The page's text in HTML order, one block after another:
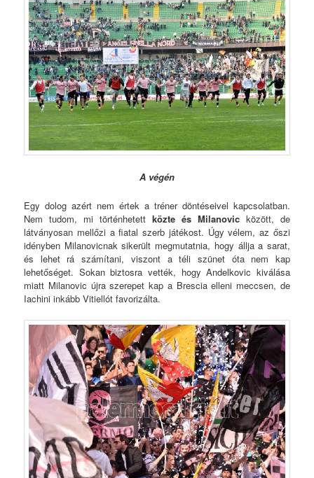
A végén
Egy dolog azért nem értek a tréner döntéseivel kapcsolatban.
Nem tudom, mi történhetett közte és Milanovicközött, de
látványosan mellőzi a fiatal szerb játékost. Úgy vélem, az őszi
idényben Milanovicnak sikerült megmutatnia, hogy állja a sarat,
és lehet rá számítani, viszont a téli szünet óta nem kap
lehetőséget. Sokan biztosra vették, hogy Andelkovic kiválása
miatt Milanovic újra szerepet kap a Brescia elleni meccsen, de
Iachini inkább Vitiellót favorizálta.